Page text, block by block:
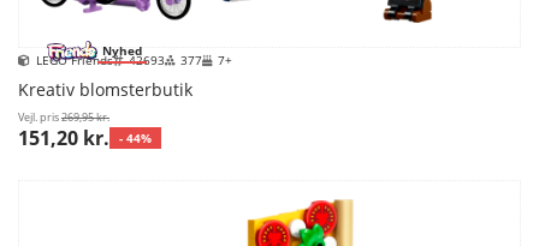
Nyhed
LEGO Friends 42693 377 7+
Kreativ blomsterbutik
Vejl. pris269,95 kr.
151,20 kr. - 44%